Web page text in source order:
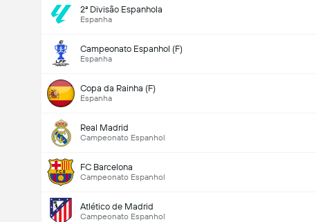
2ª Divisão Espanhola
Espanha
Campeonato Espanhol (F)
Espanha
Copa da Rainha (F)
Espanha
Real Madrid
Campeonato Espanhol
FC Barcelona
Campeonato Espanhol
Atlético de Madrid
Campeonato Espanhol